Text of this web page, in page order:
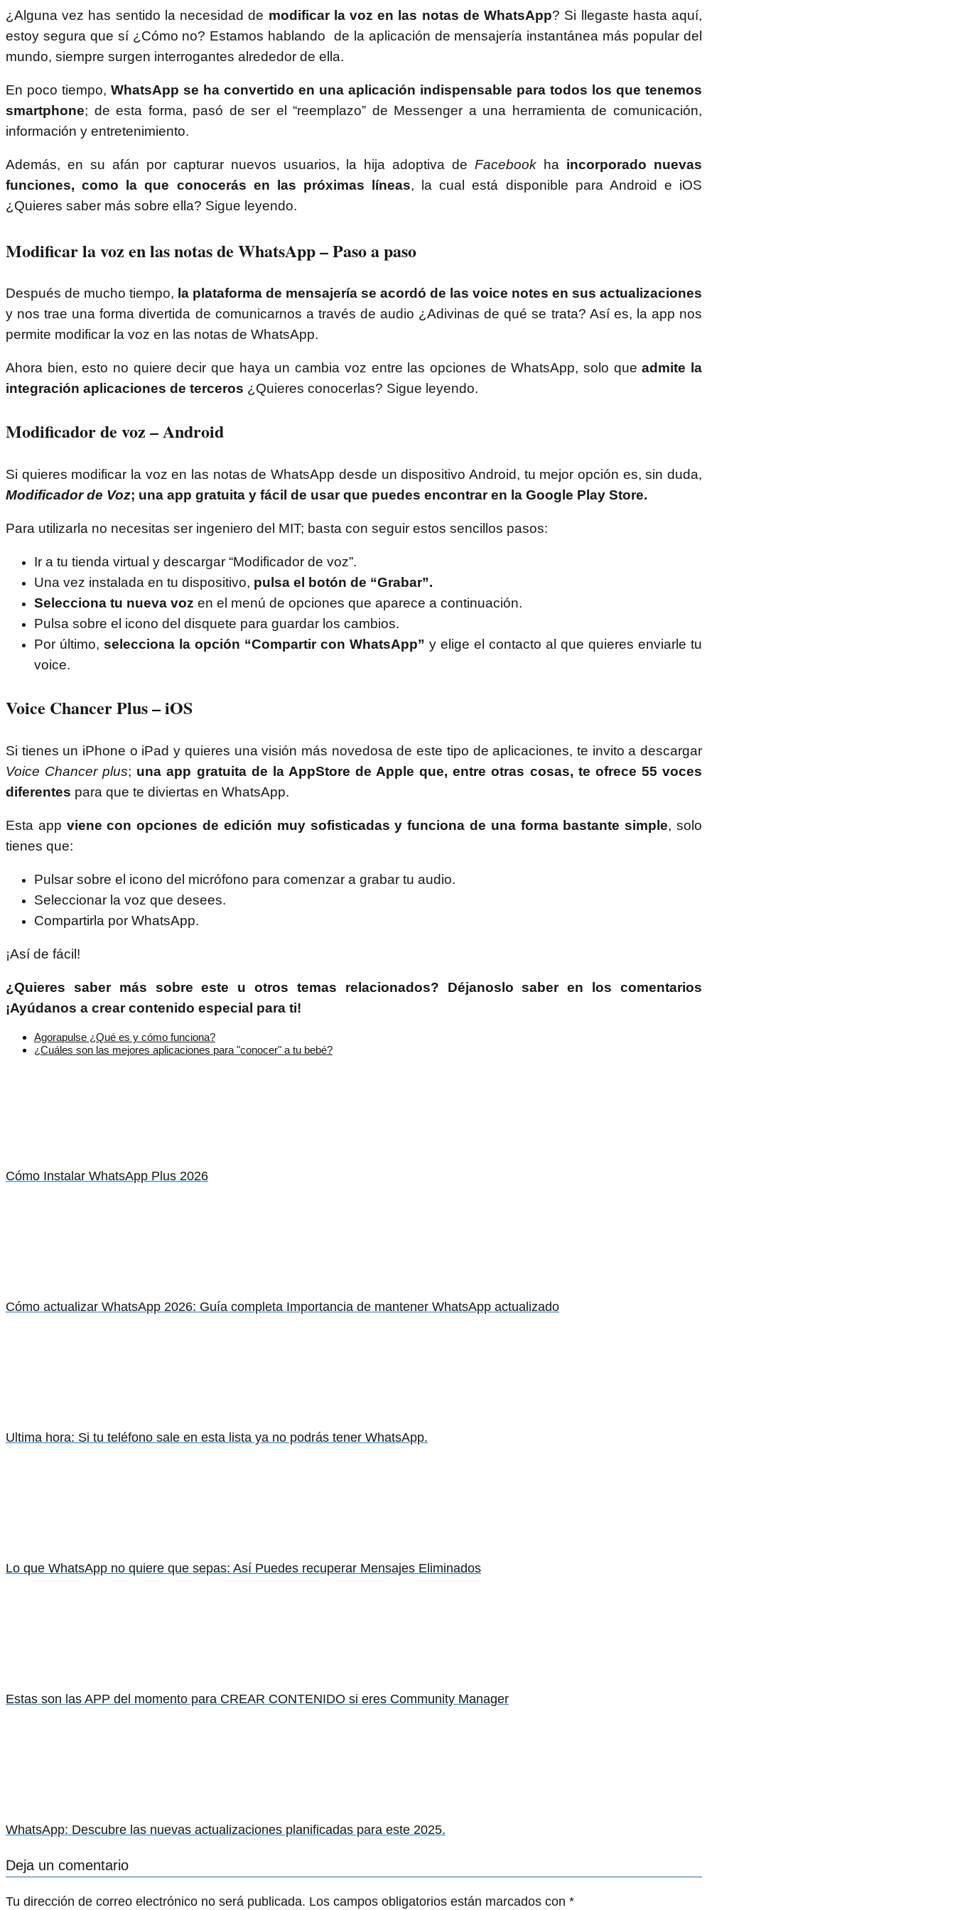
¿Alguna vez has sentido la necesidad de modificar la voz en las notas de WhatsApp? Si llegaste hasta aquí,
estoy segura que sí ¿Cómo no? Estamos hablando de la aplicación de mensajería instantánea más popular del
mundo, siempre surgen interrogantes alrededor de ella.
En poco tiempo, WhatsApp se ha convertido en una aplicación indispensable para todos los que tenemos
smartphone; de esta forma, pasó de ser el “reemplazo” de Messenger a una herramienta de comunicación,
información y entretenimiento.
Además, en su afán por capturar nuevos usuarios, la hija adoptiva deFacebook ha incorporado nuevas
funciones, como la que conocerás en las próximas líneas, la cual está disponible para Android e iOS
¿Quieres saber más sobre ella? Sigue leyendo.
Modificar la voz en las notas de WhatsApp – Paso a paso
Después de mucho tiempo, la plataforma de mensajería se acordó de las voice notes en sus actualizaciones
y nos trae una forma divertida de comunicarnos a través de audio ¿Adivinas de qué se trata? Así es, la app nos
permite modificar la voz en las notas de WhatsApp.
Ahora bien, esto no quiere decir que haya un cambia voz entre las opciones de WhatsApp, solo queadmite la
integración aplicaciones de terceros ¿Quieres conocerlas? Sigue leyendo.
Modificador de voz – Android
Si quieres modificar la voz en las notas de WhatsApp desde un dispositivo Android, tu mejor opción es, sin duda,
Modificador de Voz; una app gratuita y fácil de usar que puedes encontrar en la Google Play Store.
Para utilizarla no necesitas ser ingeniero del MIT; basta con seguir estos sencillos pasos:
Ir a tu tienda virtual y descargar “Modificador de voz”.
Una vez instalada en tu dispositivo, pulsa el botón de “Grabar”.
Selecciona tu nueva voz en el menú de opciones que aparece a continuación.
Pulsa sobre el icono del disquete para guardar los cambios.
Por último, selecciona la opción “Compartir con WhatsApp” y elige el contacto al que quieres enviarle tu
voice.
Voice Chancer Plus – iOS
Si tienes un iPhone o iPad y quieres una visión más novedosa de este tipo de aplicaciones, te invito a descargar
Voice Chancer plus; una app gratuita de la AppStore de Apple que, entre otras cosas, te ofrece 55 voces
diferentes para que te diviertas en WhatsApp.
Esta app viene con opciones de edición muy sofisticadas y funciona de una forma bastante simple, solo
tienes que:
Pulsar sobre el icono del micrófono para comenzar a grabar tu audio.
Seleccionar la voz que desees.
Compartirla por WhatsApp.
¡Así de fácil!
¿Quieres saber más sobre este u otros temas relacionados? Déjanoslo saber en los comentarios
¡Ayúdanos a crear contenido especial para ti!
Agorapulse ¿Qué es y cómo funciona?
¿Cuáles son las mejores aplicaciones para "conocer" a tu bebé?
Cómo Instalar WhatsApp Plus 2026
Cómo actualizar WhatsApp 2026: Guía completa Importancia de mantener WhatsApp actualizado
Ultima hora: Si tu teléfono sale en esta lista ya no podrás tener WhatsApp.
Lo que WhatsApp no quiere que sepas: Así Puedes recuperar Mensajes Eliminados
Estas son las APP del momento para CREAR CONTENIDO si eres Community Manager
WhatsApp: Descubre las nuevas actualizaciones planificadas para este 2025.
Deja un comentario
Tu dirección de correo electrónico no será publicada. Los campos obligatorios están marcados con *